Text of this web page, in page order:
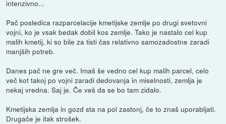
intenzivno...
Pač posledica razparcelacije kmetijske zemlje po drugi svetovni
vojni, ko je vsak bedak dobil kos zemlje. Tako je nastalo cel kup
malih kmetij, ki so bile za tisti čas relativno samozadostne zaradi
manjših potreb.
Danes pač ne gre več. Imaš še vedno cel kup malih parcel, celo
več kot takoj po vojni zaradi dedovanja in miselnosti, zemlja je
nekaj vredna. Saj je. Če veš da se bo tam zidalo.
Kmetijska zemlja in gozd sta na pol zastonj, če to znaš uporabljati.
Drugače je itak strošek.